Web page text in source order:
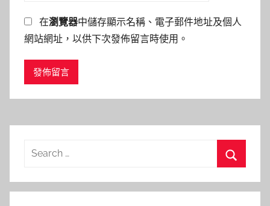
在瀏覽器中儲存顯示名稱、電子郵件地址及個人
網站網址，以供下次發佈留言時使用。
Search